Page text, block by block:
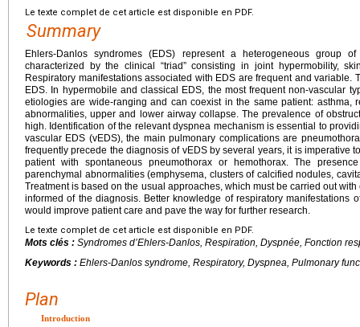
Le texte complet de cet article est disponible en PDF.
Summary
Ehlers-Danlos syndromes (EDS) represent a heterogeneous group
characterized by the clinical “triad” consisting in joint hypermobility,
Respiratory manifestations associated with EDS are frequent and variable.
EDS. In hypermobile and classical EDS, the most frequent non-vascular
etiologies are wide-ranging and can coexist in the same patient: asthma,
abnormalities, upper and lower airway collapse. The prevalence of
high. Identification of the relevant dyspnea mechanism is essential to
vascular EDS (vEDS), the main pulmonary complications are
frequently precede the diagnosis of vEDS by several years, it is imperative
patient with spontaneous pneumothorax or hemothorax. The
parenchymal abnormalities (emphysema, clusters of calcified nodules,
Treatment is based on the usual approaches, which must be carried out
informed of the diagnosis. Better knowledge of respiratory manifestations
would improve patient care and pave the way for further research.
Le texte complet de cet article est disponible en PDF.
Mots clés : Syndromes d’Ehlers-Danlos, Respiration, Dyspnée, Fonction
Keywords : Ehlers-Danlos syndrome, Respiratory, Dyspnea, Pulmonary
Plan
Introduction